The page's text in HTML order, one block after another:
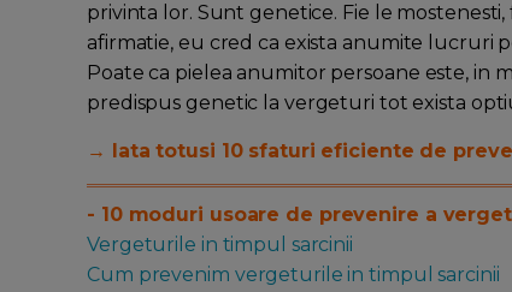
privinta lor. Sunt genetice. Fie le
afirmatie, eu cred ca exista anumite lucruri
Poate ca pielea anumitor persoane este, in
predispus genetic la vergeturi tot exista
→ Iata totusi 10 sfaturi eficiente de
- 10 moduri usoare de prevenire a
Vergeturile in timpul sarcinii
Cum prevenim vergeturile in timpul sarcinii